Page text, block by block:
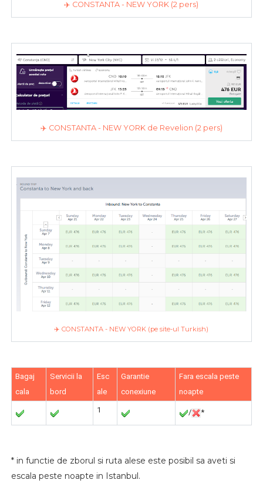
✈️ CONSTANTA - NEW YORK (2 pers)
✈️ CONSTANTA - NEW YORK de Revelion (2 pers)
✈️ CONSTANTA - NEW YORK (pe site-ul Turkish)
Bagaj
cala
Servicii la
bord
Esc
ale
Garantie
conexiune
Fara escala peste
noapte
1 / *
* in functie de zborul si ruta alese este posibil sa aveti si
escala peste noapte in Istanbul.